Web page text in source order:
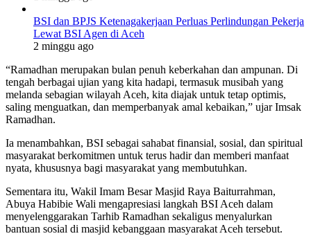
BSI dan BPJS Ketenagakerjaan Perluas Perlindungan Pekerja
Lewat BSI Agen di Aceh
2 minggu ago
“Ramadhan merupakan bulan penuh keberkahan dan ampunan. Di
tengah berbagai ujian yang kita hadapi, termasuk musibah yang
melanda sebagian wilayah Aceh, kita diajak untuk tetap optimis,
saling menguatkan, dan memperbanyak amal kebaikan,” ujar Imsak
Ramadhan.
Ia menambahkan, BSI sebagai sahabat finansial, sosial, dan spiritual
masyarakat berkomitmen untuk terus hadir dan memberi manfaat
nyata, khususnya bagi masyarakat yang membutuhkan.
Sementara itu, Wakil Imam Besar Masjid Raya Baiturrahman,
Abuya Habibie Wali mengapresiasi langkah BSI Aceh dalam
menyelenggarakan Tarhib Ramadhan sekaligus menyalurkan
bantuan sosial di masjid kebanggaan masyarakat Aceh tersebut.